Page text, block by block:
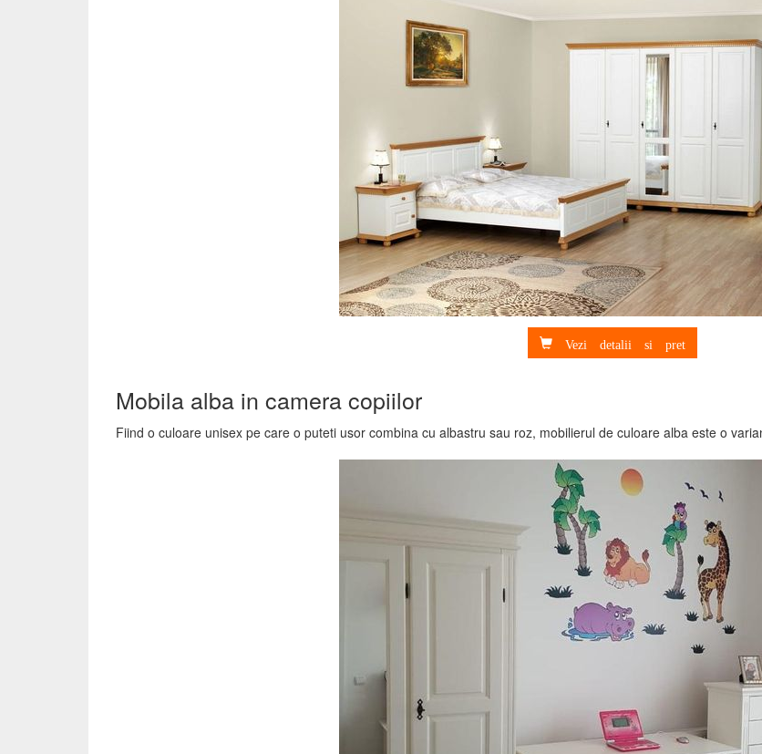
Vezi detalii si pret
Mobila alba in camera copiilor
Fiind o culoare unisex pe care o puteti usor combina cu albastru sau roz, mobilierul de culoare alba este o